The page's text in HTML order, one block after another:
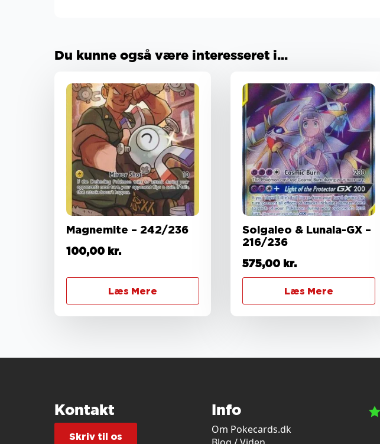
Du kunne også være interesseret i...
Magnemite – 242/236
100,00 kr.
Læs Mere
Solgaleo & Lunala-GX –
216/236
575,00 kr.
Læs Mere
Kontakt
Skriv til os
Info
Om Pokecards.dk